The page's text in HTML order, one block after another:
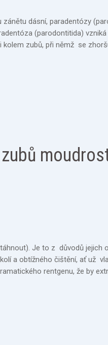
dásní, paradentózy
(parodontitida)
zubů, při němž se
Je to z důvodů jejich
a obtížného čištění, ať už
rentgenu, že by